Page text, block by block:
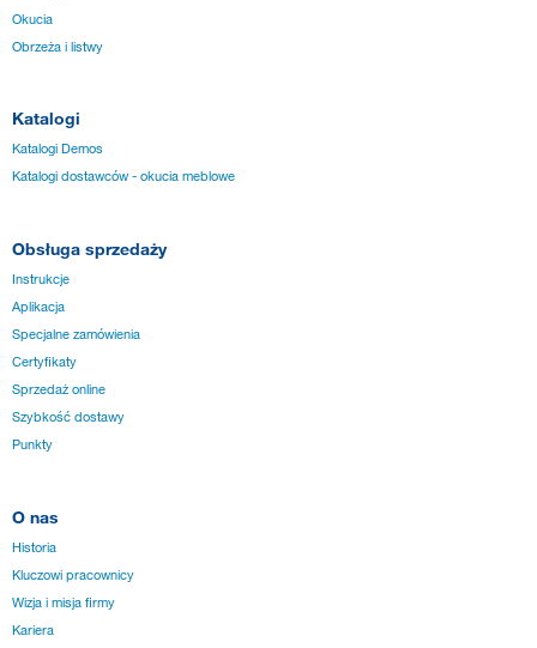
Okucia
Obrzeża i listwy
Katalogi
Katalogi Demos
Katalogi dostawców - okucia meblowe
Obsługa sprzedaży
Instrukcje
Aplikacja
Specjalne zamówienia
Certyfikaty
Sprzedaż online
Szybkość dostawy
Punkty
O nas
Historia
Kluczowi pracownicy
Wizja i misja firmy
Kariera